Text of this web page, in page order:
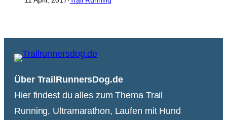
Über TrailRunnersDog.de
Hier findest du alles zum Thema Trail
Running, Ultramarathon, Laufen mit Hund